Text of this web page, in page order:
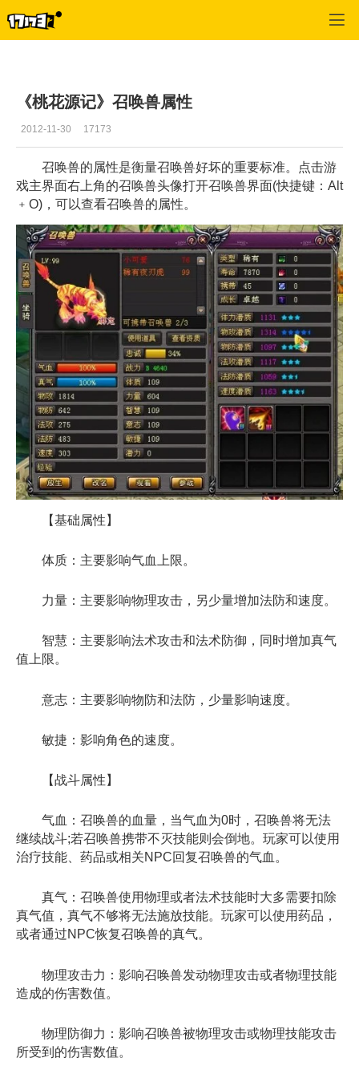
《桃花源记》召唤兽属性
2012-11-30 17173
召唤兽的属性是衡量召唤兽好坏的重要标准。点击游
戏主界面右上角的召唤兽头像打开召唤兽界面(快捷键：Alt
﹢O)，可以查看召唤兽的属性。
【基础属性】
体质：主要影响气血上限。
力量：主要影响物理攻击，另少量增加法防和速度。
智慧：主要影响法术攻击和法术防御，同时增加真气
值上限。
意志：主要影响物防和法防，少量影响速度。
敏捷：影响角色的速度。
【战斗属性】
气血：召唤兽的血量，当气血为0时，召唤兽将无法
继续战斗;若召唤兽携带不灭技能则会倒地。玩家可以使用
治疗技能、药品或相关NPC回复召唤兽的气血。
真气：召唤兽使用物理或者法术技能时大多需要扣除
真气值，真气不够将无法施放技能。玩家可以使用药品，
或者通过NPC恢复召唤兽的真气。
物理攻击力：影响召唤兽发动物理攻击或者物理技能
造成的伤害数值。
物理防御力：影响召唤兽被物理攻击或物理技能攻击
所受到的伤害数值。